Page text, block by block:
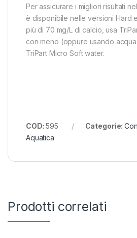
Per assicurare i migliori risultati
è disponibile nelle versioni Hard
più di 70 mg/L di calcio, usa
con meno (oppure usando
TriPart Micro Soft water.
COD:595 Categorie:
Aquatica
Prodotti correlati